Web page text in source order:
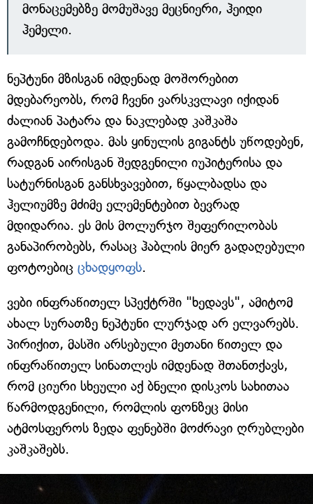
მონაცემებზე მომუშავე მეცნიერი, ჰეიდი
ჰემელი.
ნეპტუნი მზისგან იმდენად მოშორებით
მდებარეობს, რომ ჩვენი ვარსკვლავი იქიდან
ძალიან პატარა და ნაკლებად კაშკაშა
გამოჩნდებოდა. მას ყინულის გიგანტს უწოდებენ,
რადგან აირისგან შედგენილი იუპიტერისა და
სატურნისგან განსხვავებით, წყალბადსა და
ჰელიუმზე მძიმე ელემენტებით ბევრად
მდიდარია. ეს მის მოლურჯო შეფერილობას
განაპირობებს, რასაც ჰაბლის მიერ გადაღებული
ფოტოებიც ცხადყოფს.
ვები ინფრაწითელ სპექტრში "ხედავს", ამიტომ
ახალ სურათზე ნეპტუნი ლურჯად არ ელვარებს.
პირიქით, მასში არსებული მეთანი წითელ და
ინფრაწითელ სინათლეს იმდენად შთანთქავს,
რომ ციური სხეული აქ ბნელი დისკოს სახითაა
წარმოდგენილი, რომლის ფონზეც მისი
ატმოსფეროს ზედა ფენებში მოძრავი ღრუბლები
კაშკაშებს.